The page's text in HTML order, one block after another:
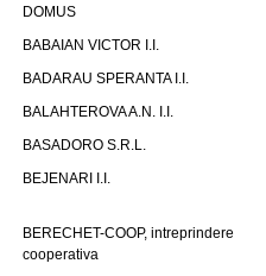
DOMUS
BABAIAN VICTOR I.I.
BADARAU SPERANTA I.I.
BALAHTEROVA A.N. I.I.
BASADORO S.R.L.
BEJENARI I.I.
BERECHET-COOP, intreprindere
cooperativa